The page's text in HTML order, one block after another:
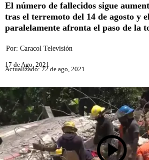
El número de fallecidos sigue
tras el terremoto del 14 de agosto y
paralelamente afronta el paso de la
Por: Caracol Televisión
17 de Ago, 2021
Actualizado: 22 de ago, 2021